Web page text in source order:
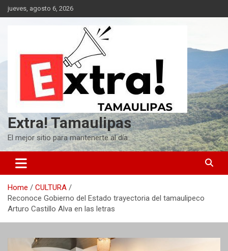
Skip
to
jueves, agosto 6, 2026
Extra! Tamaulipas
El mejor sitio para mantenerte al día
Home
CULTURA
Reconoce Gobierno del Estado trayectoria del tamaulipeco
Arturo Castillo Alva en las letras